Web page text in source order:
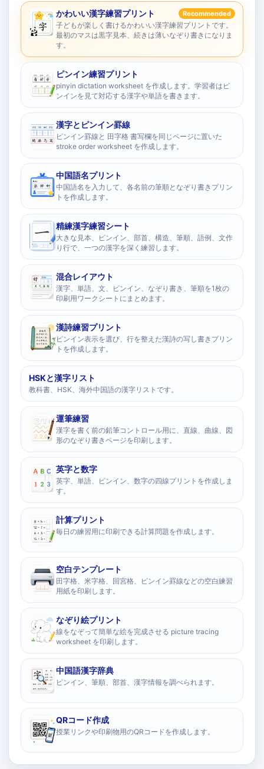
かわいい漢字練習プリント Recommended
子どもが楽しく書けるかわいい漢字練習プリントです。
最初のマスは黒字見本、続きは薄いなぞり書きになりま
す。
ピンイン練習プリント
pinyin dictation worksheet を作成します。学習者はピ
ンインを見て対応する漢字や単語を書きます。
漢字とピンイン罫線
ピンイン罫線と 田字格 書写欄を同じページに置いた
stroke order worksheet を作成します。
中国語名プリント
中国語名を入力して、各名前の筆順となぞり書きプリン
トを作成します。
精練漢字練習シート
大きな見本、ピンイン、部首、構造、筆順、語例、文作
り行で、一つの漢字を深く練習します。
混合レイアウト
漢字、単語、文、ピンイン、なぞり書き、筆順を1枚の
印刷用ワークシートにまとめます。
漢詩練習プリント
ピンイン表示を選び、行を整えた漢詩の写し書きプリン
トを作成します。
HSKと漢字リスト
教科書、HSK、海外中国語の漢字リストです。
運筆練習
漢字を書く前の鉛筆コントロール用に、直線、曲線、図
形のなぞり書きページを印刷します。
英字と数字
英字、単語、ピンイン、数字の四線プリントを作成しま
す。
計算プリント
毎日の練習用に印刷できる計算問題を作成します。
空白テンプレート
田字格、米字格、回宮格、ピンイン罫線などの空白練習
用紙を印刷します。
なぞり絵プリント
線をなぞって簡単な絵を完成させる picture tracing
worksheet を印刷します。
中国語漢字辞典
ピンイン、筆順、部首、漢字情報を調べられます。
QRコード作成
授業リンクや印刷物用のQRコードを作成します。